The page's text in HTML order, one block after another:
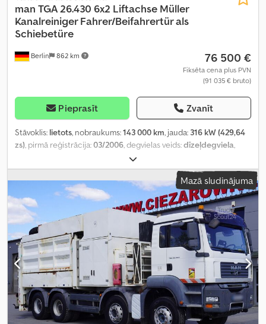
Berlin 862 km
man TGA 26.430 6x2 Liftachse Müller
Kanalreiniger Fahrer/Beifahrertür als
Schiebetüre
76 500 €
Fiksēta cena plus PVN
(91 035 € bruto)
Pieprasīt Zvanīt
Stāvoklis: lietots, nobraukums:143 000 km, jauda: 316 kW (429,64
zs), pirmā reģistrācija:03/2006, degvielas veids:dīzeļdegviela,
, maksimālā kravnesība:
svars:17 800 kg, riepas izmērs:385/65R22,5, asu konfigurācija:6x2,
degviela:dīzeļdegviela, krāsa:sudraba, vadītāja kabīne:cits,
pārnesuma veids:mehānisks , emisijas klase:nav, piekares sistēma:
cits, sēdvietu skaits: , kopējais garums:9 600 mm, darbības
stundas:14 109 h , būvniecības augstums:3 400 mm, Aprīkojums:
ABS, borta dators, centrālā atslēga, diferenciāļa bloķētājs,
gaisa kondicionēšana, hidraulika, kruīza kontrole, stāvvietas
sildītājs, vilces kontroles sistēma, zems līmenis troksnis,
Mazā sludinājuma